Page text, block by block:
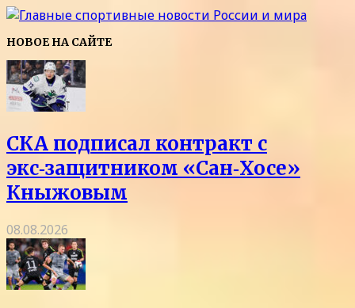
НОВОЕ НА САЙТЕ
СКА подписал контракт с
экс‑защитником «Сан‑Хосе»
Кныжовым
08.08.2026